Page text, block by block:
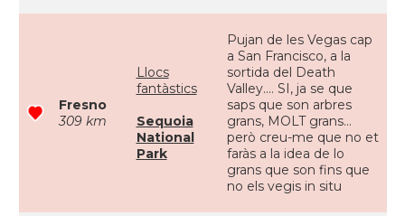
Fresno
309 km
Llocs
fantàstics
Sequoia
National
Park
Pujan de les Vegas cap
a San Francisco, a la
sortida del Death
Valley.... SI, ja se que
saps que son arbres
grans, MOLT grans...
però creu-me que no et
faràs a la idea de lo
grans que son fins que
no els vegis in situ